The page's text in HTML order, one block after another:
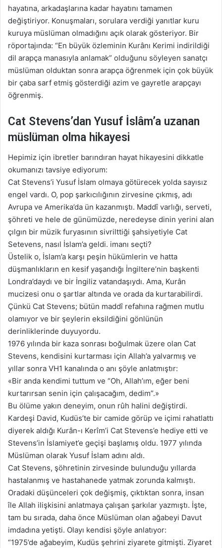
hayatına, arkadaşlarına kadar hayatını tamamen
değiştiriyor. Konuşmaları, sorulara verdiği yanıtlar kuru
kuruya müslüman olmadığını açık olarak gösteriyor. Bir
röportajında: “En büyük özleminin Kurânı Kerimi indirildiği
dil arapça manasıyla anlamak” olduğunu söyleyen sanatçı
müslüman olduktan sonra arapça öğrenmek için çok büyük
bir çaba sarf etmiş gösterdiği azim ve gayretle arapçayı
öğrenmiş.
Cat Stevens’dan Yusuf İslâm’a uzanan
müslüman olma hikayesi
Hepimiz için ibretler barındıran hayat hikayesini dikkatle
okumanızı tavsiye ediyorum:
Cat Stevens’i Yusuf İslam olmaya götürecek yolda sayısız
engel vardı. O, pop şarkıcılığının zirvesine çıkmış, adı
Avrupa ve Amerika’da ün kazanmıştı. Maddî varlığı, serveti,
şöhreti ve hele de günümüzde, neredeyse dinin yerini alan
çılgın bir müzik furyasının sivrilttiği şahsiyetiyle Cat
Setevens, nasıl İslam’a geldi. imanı seçti?
Üstelik o, İslam’a karşı peşin hükümlerin ve hatta
düşmanlıkların en kesif yaşandığı İngiltere’nin başkenti
Londra’daydı ve bir İngiliz vatandaşıydı. Ama, Kurân
mucizesi onu o şartlar altında ve orada da kurtarabilirdi.
Çünkü Cat Stevens; bütün maddî refahına rağmen mutlu
olamıyor ve bir şeylerin eksildiğini gönlünün
derinliklerinde duyuyordu.
1976 yılında bir kaza sonrası boğulmak üzere olan Cat
Stevens, kendisini kurtarması için Allah’a yalvarmış ve
yıllar sonra VH1 kanalında o anı şöyle anlatmıştır:
«Bir anda kendimi tuttum ve “Oh, Allah’ım, eğer beni
kurtarırsan senin için çalışacağım, dedim”.»
Bu ölüme yakın deneyim, onun rûh halini değiştirdi.
Kardeşi David, Kudüs’te bir camide görüp ve içimi rahatlattı
diyerek aldığı Kurân-ı Kerîm’i Cat Stevens’e hediye etti ve
Stevens’in İslamiyet’e geçişi başlamış oldu. 1977 yılında
Müslüman olarak Yusuf İslam adını aldı.
Cat Stevens, şöhretinin zirvesinde bulunduğu yıllarda
hastalanmış ve hastahanede yatmak zorunda kalmıştı.
Oradaki düşünceleri çok değişmiş, çıktıktan sonra, insan
île Allah ilişkisini anlatmaya çalışan şarkılar yazmıştı. İşte,
tam bu sırada, daha önce Müslüman olan ağabeyi Davut
imdadına yetişti. Olayı kendisi şöyle anlatıyor:
“1975’de ağabeyim, Kudüs şehrini ziyarete gitmişti. Ziyaret